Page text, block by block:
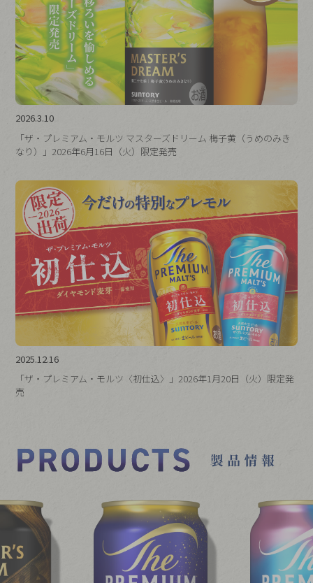
2026.3.10
「ザ・プレミアム・モルツ マスターズドリーム 梅子黄（うめのみき
なり）」2026年6月16日（火）限定発売
2025.12.16
「ザ・プレミアム・モルツ〈初仕込〉」2026年1月20日（火）限定発
売